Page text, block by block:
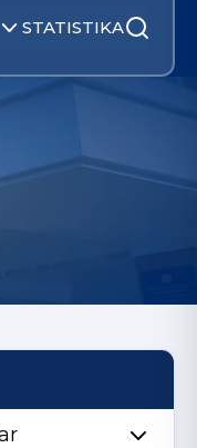
STATISTIKA